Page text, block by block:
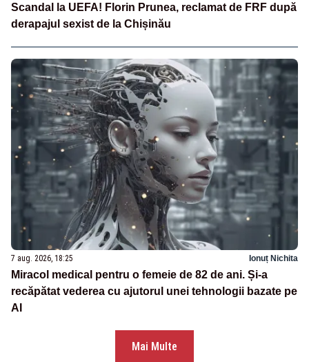
Scandal la UEFA! Florin Prunea, reclamat de FRF după
derapajul sexist de la Chișinău
7 aug. 2026, 18:25 Ionuț Nichita
Miracol medical pentru o femeie de 82 de ani. Și-a
recăpătat vederea cu ajutorul unei tehnologii bazate pe
AI
Mai Multe